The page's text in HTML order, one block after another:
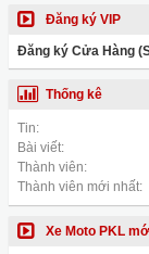
Đăng ký VIP
Đăng ký Cửa Hàng
Thống kê
Tin:
Bài viết:
Thành viên:
Thành viên mới nhất:
Xe Moto PKL